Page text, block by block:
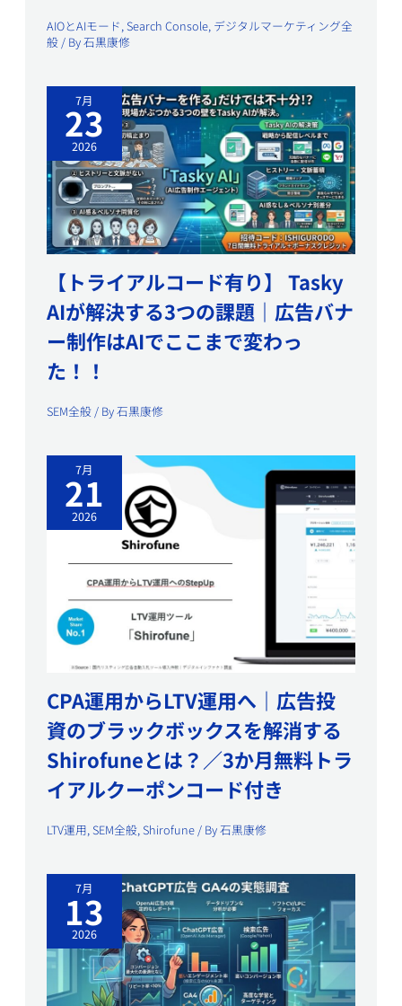
AIOとAIモード,Search Console, デジタルマーケティング全
般 / By石黒康修
7月
23
2026
【トライアルコード有り】 Tasky
AIが解決する3つの課題｜広告バナ
ー制作はAIでここまで変わっ
た！！
SEM全般 / By石黒康修
7月
21
2026
CPA運用からLTV運用へ｜広告投
資のブラックボックスを解消する
Shirofuneとは？／3か月無料トラ
イアルクーポンコード付き
LTV運用,SEM全般,Shirofune / By石黒康修
7月
13
2026